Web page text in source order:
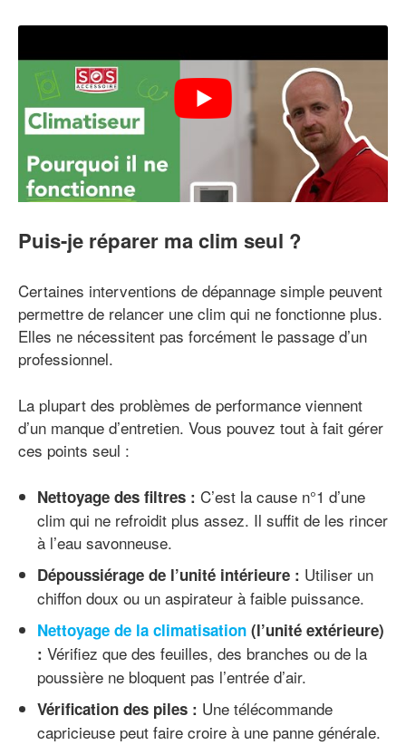
Puis-je réparer ma clim seul ?
Certaines interventions de dépannage simple peuvent
permettre de relancer une clim qui ne fonctionne plus.
Elles ne nécessitent pas forcément le passage d’un
professionnel.
La plupart des problèmes de performance viennent
d’un manque d’entretien. Vous pouvez tout à fait gérer
ces points seul :
Nettoyage des filtres : C’est la cause n°1 d’une
clim qui ne refroidit plus assez. Il suffit de les rincer
à l’eau savonneuse.
Dépoussiérage de l’unité intérieure : Utiliser un
chiffon doux ou un aspirateur à faible puissance.
Nettoyage de la climatisation (l’unité extérieure)
: Vérifiez que des feuilles, des branches ou de la
poussière ne bloquent pas l’entrée d’air.
Vérification des piles : Une télécommande
capricieuse peut faire croire à une panne générale.